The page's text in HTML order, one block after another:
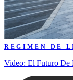
REGIMEN DE
Video: El Futuro De